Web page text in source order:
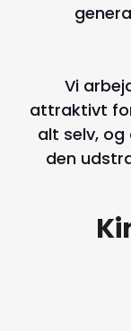
Vi
attraktivt
alt selv,
den